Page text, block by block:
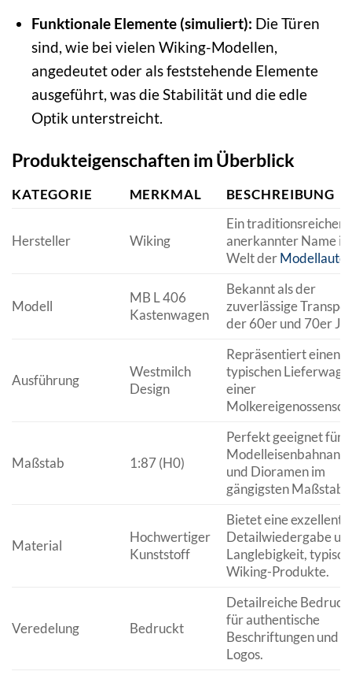
Funktionale Elemente (simuliert): Die Türen
sind, wie bei vielen Wiking-Modellen,
angedeutet oder als feststehende Elemente
ausgeführt, was die Stabilität und die edle
Optik unterstreicht.
Produkteigenschaften im Überblick
KATEGORIE MERKMAL BESCHREIBUNG
Hersteller Wiking
Ein traditionsreicher
anerkannter Name in
Welt derModellautos
Modell
MB L 406
Kastenwagen
Bekannt als der
zuverlässige
der 60er und 70er
Ausführung
Westmilch
Design
Repräsentiert einen
typischen
einer
Maßstab 1:87 (H0)
Perfekt geeignet für
und Dioramen im
gängigsten Maßstab.
Material
Hochwertiger
Kunststoff
Bietet eine exzellente
Detailwiedergabe
Langlebigkeit,
Wiking-Produkte.
Veredelung Bedruckt
Detailreiche
für authentische
Beschriftungen und
Logos.